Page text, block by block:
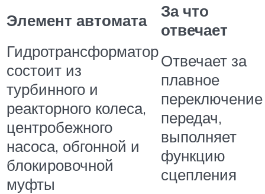
Элемент автомата
За что
отвечает
Гидротрансформатор
состоит из
турбинного и
реакторного колеса,
центробежного
насоса, обгонной и
блокировочной
муфты
Отвечает за
плавное
переключение
передач,
выполняет
функцию
сцепления